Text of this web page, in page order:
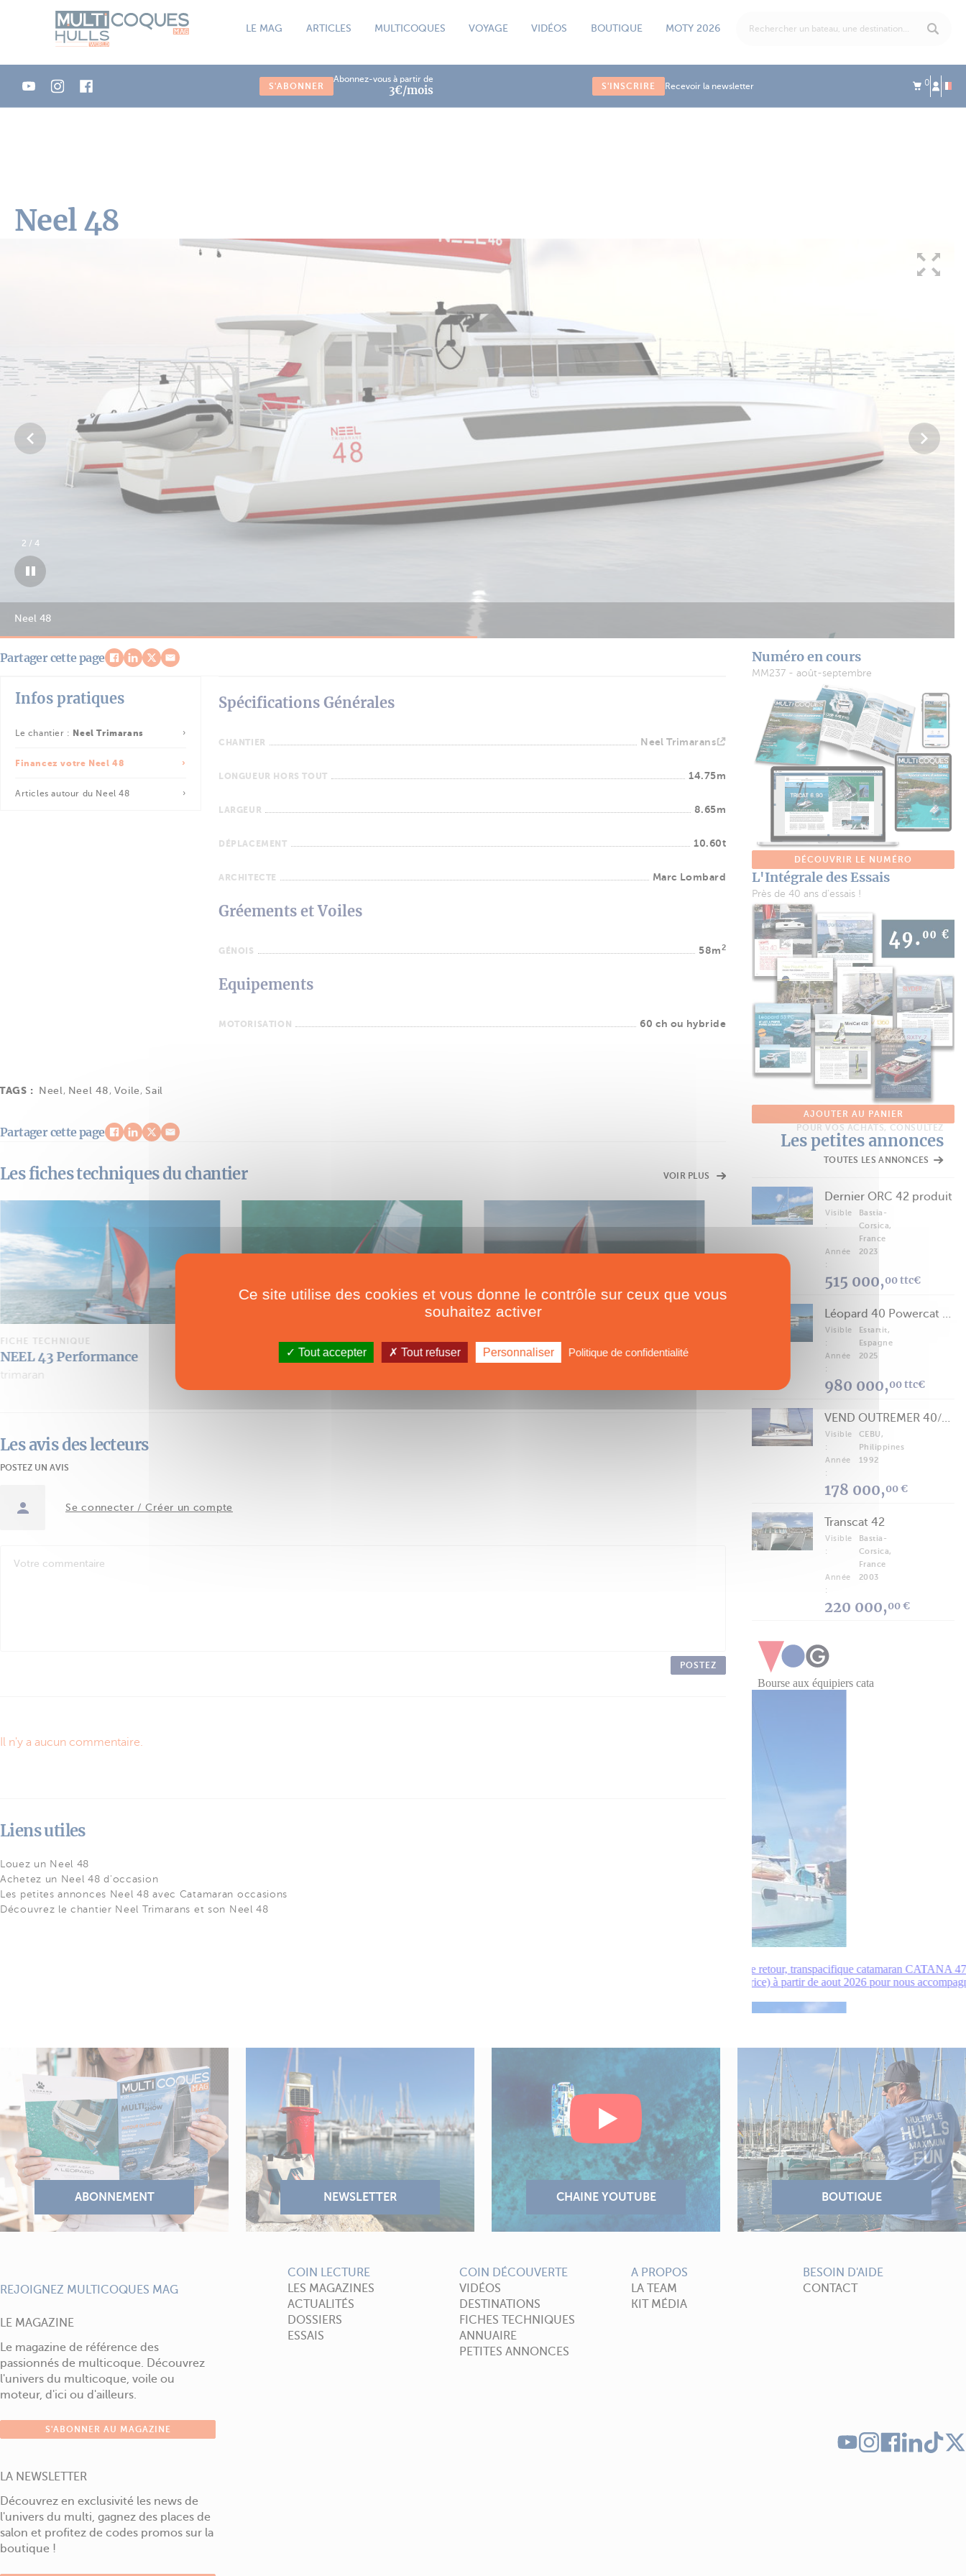
LE MAG ARTICLES MULTICOQUES VOYAGE VIDÉOS BOUTIQUE MOTY 2026
S'ABONNER
Abonnez-vous à partir de
3€/mois S'INSCRIRE Recevoir la newsletter 0
Neel 48
Neel 48
3 / 4
Partager cette page
Infos pratiques
Le chantier : Neel Trimarans
Financez votre Neel 48
Articles autour du Neel 48
Spécifications Générales
CHANTIER Neel Trimarans
LONGUEUR HORS TOUT 14.75m
LARGEUR 8.65m
DÉPLACEMENT 10.60t
ARCHITECTE Marc Lombard
Gréements et Voiles
GÉNOIS 58m2
Equipements
MOTORISATION 60 ch ou hybride
TAGS : Neel, Neel 48 , Voile , Sail
Partager cette page
Les fiches techniques du chantier VOIR PLUS
FICHE TECHNIQUE
Neel 52
trimaran
FICHE TECHNIQUE
Neel 43
FICHE TECHNIQUE
Neel 47
Neel 51
Les avis des lecteurs
POSTEZ UN AVIS
Se connecter / Créer un compte
POSTEZ
Il n'y a aucun commentaire.
Liens utiles
Louez un Neel 48
Achetez un Neel 48 d'occasion
Les petites annonces Neel 48 avec Catamaran occasions
Découvrez le chantier Neel Trimarans et son Neel 48
Numéro en cours
MM237 - août-septembre
DÉCOUVRIR LE NUMÉRO
L'Intégrale des Essais
Près de 40 ans d'essais !
AJOUTER AU PANIER
POUR VOS ACHATS, CONSULTEZ
Les petites annonces
TOUTES LES ANNONCES
Dernier ORC 42 produit
Visible
:
Bastia-
Corsica,
France
Année
:
2023
515 000,00 ttc€
Léopard 40 Powercat 2025
Visible
:
Estartit,
Espagne
Année
:
2025
980 000,00 ttc€
VEND OUTREMER 40/43 (FREE LANCE)
Visible
:
CEBU,
Philippines
Année
:
1992
178 000,00 €
Transcat 42
Visible
:
Bastia-
Corsica,
France
Année
:
2003
220 000,00 €
REJOIGNEZ MULTICOQUES MAG
LE MAGAZINE
Le magazine de référence des
passionnés de multicoque. Découvrez
l'univers du multicoque, voile ou
moteur, d'ici ou d'ailleurs.
S'ABONNER AU MAGAZINE
LA NEWSLETTER
Découvrez en exclusivité les news de
l'univers du multi, gagnez des places de
salon et profitez de codes promos sur la
boutique !
COIN LECTURE
LES MAGAZINES
ACTUALITÉS
DOSSIERS
ESSAIS
COIN DÉCOUVERTE
VIDÉOS
DESTINATIONS
FICHES TECHNIQUES
ANNUAIRE
PETITES ANNONCES
A PROPOS
LA TEAM
KIT MÉDIA
BESOIN D'AIDE
CONTACT
Panneau de gestion des cookies
Ce site utilise des cookies et vous donne le contrôle sur ceux que vous
souhaitez activer
Tout accepter Tout refuser Personnaliser Politique de confidentialité